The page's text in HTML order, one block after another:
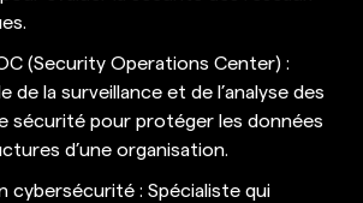
(Security Operations Center) :
de la surveillance et de l’analyse des
sécurité pour protéger les données
d’une organisation.
cybersécurité : Spécialiste qui